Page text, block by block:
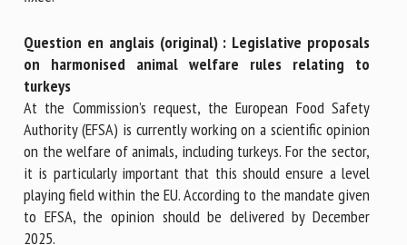
Question en anglais (original) : Legislative proposals
on harmonised animal welfare rules relating to
turkeys
At the Commission’s request, the European Food Safety
Authority (EFSA) is currently working on a scientific opinion
on the welfare of animals, including turkeys. For the sector,
it is particularly important that this should ensure a level
playing field within the EU. According to the mandate given
to EFSA, the opinion should be delivered by December
2025.